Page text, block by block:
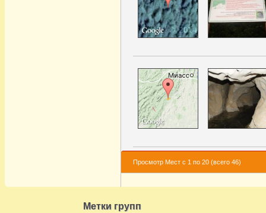
Просмотр Мест с 1 по 20 (всего 46)
Метки групп